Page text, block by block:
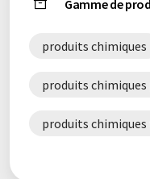
Gamme de
produits chimiques
produits
produits